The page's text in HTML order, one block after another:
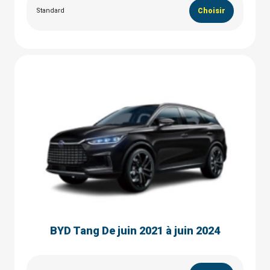
Standard Choisir
BYD Tang De juin 2021 à juin 2024